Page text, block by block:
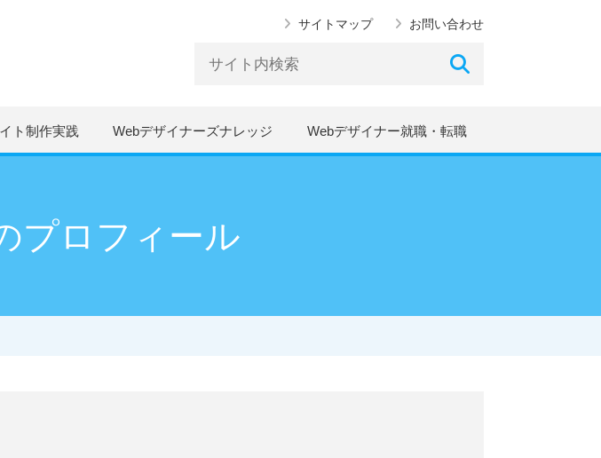
サイトマップ お問い合わせ
ト制作実践 Webデザイナーズナレッジ Webデザイナー就職・転職
プロフィール